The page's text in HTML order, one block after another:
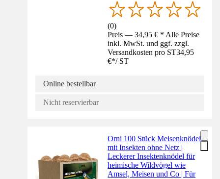
(0)
Preis — 34,95 € * Alle Preise
inkl. MwSt. und ggf. zzgl.
Versandkosten pro ST34,95
€*/ ST
Online bestellbar
Nicht reservierbar
Orni 100 Stück Meisenknödel
mit Insekten ohne Netz |
Leckerer Insektenknödel für
heimische Wildvögel wie
Amsel, Meisen und Co | Für